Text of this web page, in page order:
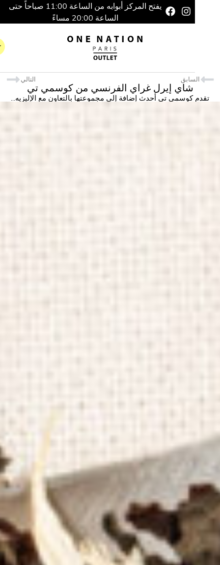
يفتح المركز أبوابه من الساعة 11:00 صباحاً حتى
شاي إيرل غراي الفرنسي من كوسمي تي
تي أحدث إضافة إلى مجموعتها بالتعاون مع الإليزيه...